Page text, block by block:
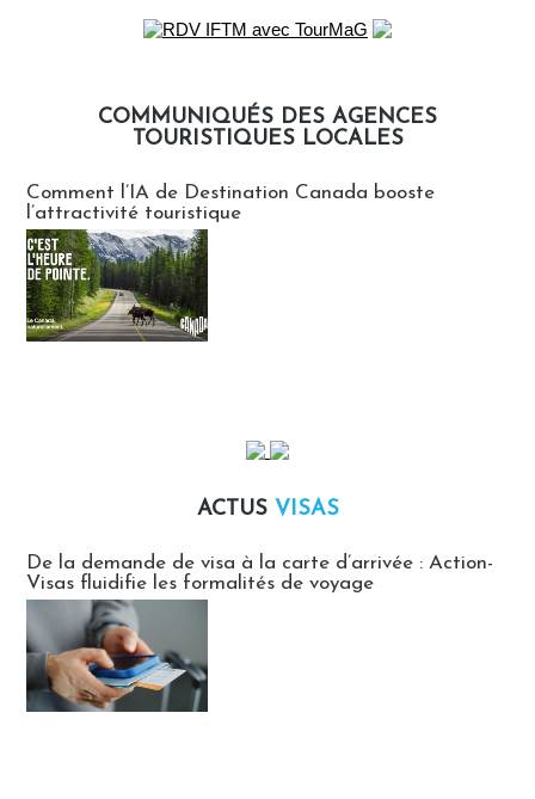
COMMUNIQUÉS DES AGENCES
TOURISTIQUES LOCALES
Comment l’IA de Destination Canada booste
l’attractivité touristique
ACTUS VISAS
De la demande de visa à la carte d’arrivée : Action-
Visas fluidifie les formalités de voyage